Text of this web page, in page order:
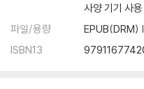
사양 기기 사
파일/용량
EPUB(DRM)
ISBN13